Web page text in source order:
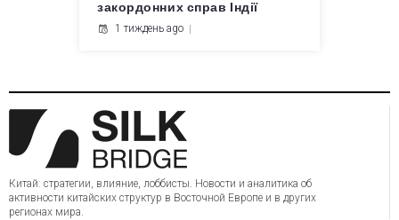
закордонних справ Індії
1 тиждень ago
Китай: стратегии, влияние, лоббисты. Новости и аналитика об
активности китайских структур в Восточной Европе и в других
регионах мира.